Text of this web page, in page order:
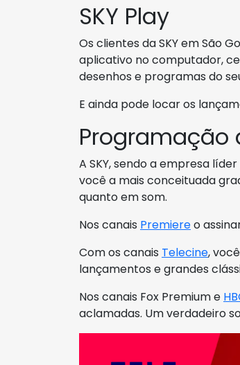
SKY Play
Os clientes da SKY em São
aplicativo no computador,
desenhos e programas do
E ainda pode locar os
Programação
A SKY, sendo a empresa
você a mais conceituada
quanto em som.
Nos canais Premiereo
Com os canais Telecine,
lançamentos e grandes
Nos canais Fox Premium e
aclamadas. Um verdadeiro